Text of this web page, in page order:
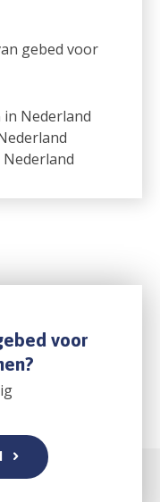
gebed voor
in Nederland
Nederland
voor